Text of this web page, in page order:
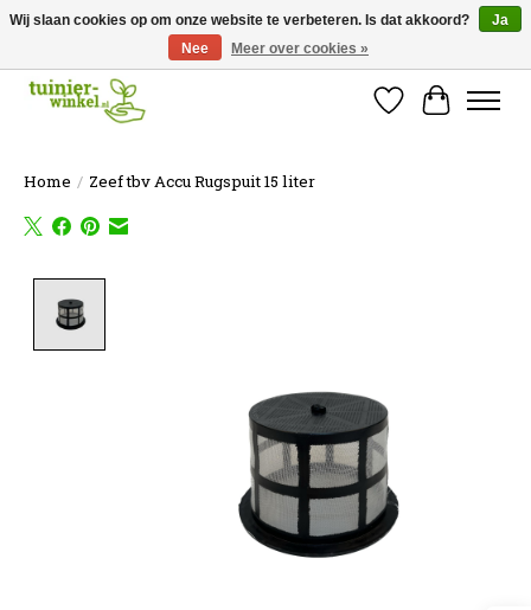
Online tuinartikelen kopen ✓ Online sinds 2007 ✓ Thuiswinkel Waarborg
Verlanglijst
Home / Zeef tbv Accu Rugspuit 15 liter
Wij slaan cookies op om onze website te verbeteren. Is dat akkoord?
Ja
Nee
Meer over cookies »